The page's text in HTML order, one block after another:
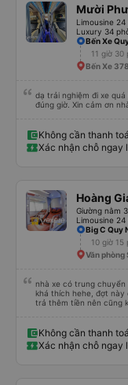
Mười
Limousine
Luxury 34
Bến Xe
11 giờ 30
Bến Xe
dạ trải nghiệm đi xe
đúng giờ. Xin cảm ơn
Không cần thanh
Xác nhận chỗ ngay
Hoàng
Giường nằm
Limousine 24
Big C Quy
10 giờ 15
Văn phòng
nhà xe có trung
khá thích hehe, đợt này
trả thêm tiền nên cũng
Không cần thanh
Xác nhận chỗ ngay